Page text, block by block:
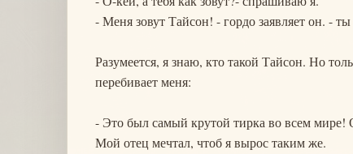
- Меня зовут Тайсон! - гордо заявляет он. -
Разумеется, я знаю, кто такой Тайсон. Но
перебивает меня:
- Это был самый крутой тирка во всем мире!
Мой отец мечтал, чтоб я вырос таким же.